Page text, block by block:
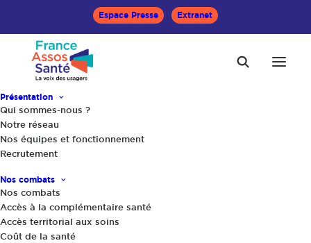
Espace Presse Extranet
Présentation
Qui sommes-nous ?
Notre réseau
Nos équipes et fonctionnement
Recrutement
Nos combats
Nos combats
Accès à la complémentaire santé
Accès territorial aux soins
Coût de la santé
Rapports annuels